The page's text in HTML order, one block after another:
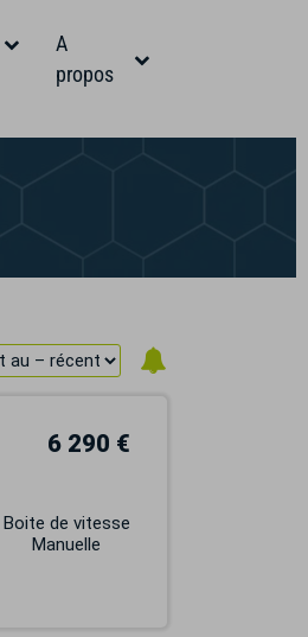
A
propos
6 290 €
Boite de vitesse
Manuelle